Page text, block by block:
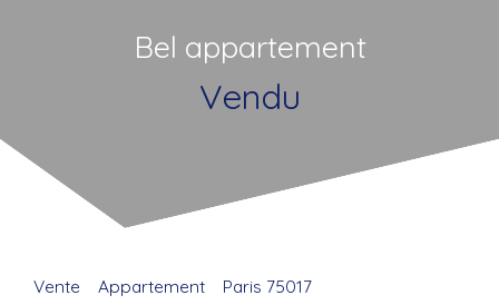
Bel appartement
Vendu
Vente Appartement
Paris 75017